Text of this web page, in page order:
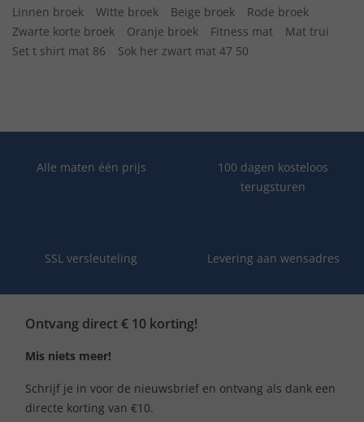
Linnen broek Witte broek Beige broek
Rode broek
Zwarte korte broek
Oranje broek Fitness mat
Mat trui
Set t shirt mat 86
Sok her zwart mat 47 50
Alle maten één prijs
100 dagen kosteloos
terugsturen
SSL versleuteling Levering aan wensadres
Ontvang direct € 10 korting!
Mis niets meer!
Schrijf je in voor de nieuwsbrief en ontvang als dank een
directe korting van €10.